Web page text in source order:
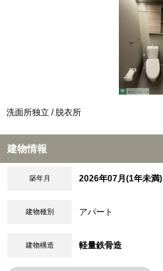
洗面所独立 / 脱衣所
建物情報
築年月 2026年07月(1年未満)
建物種別 アパート
建物構造 軽量鉄骨造